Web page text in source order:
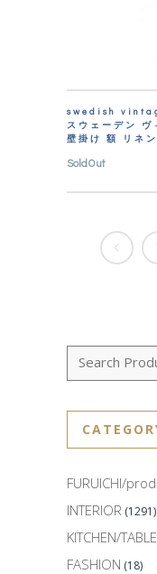
swedish
スウェーデン ヴ
壁掛け 額 リネ
SoldOut
FURUICHI/
INTERIOR (1291)
KITCHEN/
FASHION (18)